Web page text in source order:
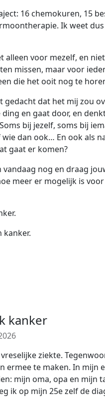
16 chemokuren, 15
Ik weet
alleen voor mezelf, en
missen, maar voor
die het ooit nog te
dat het mij zou
en gaat door, en
bij jezelf, soms bij
dan ook… En ook als
gaat er komen?
nog en draag
meer er mogelijk is
kanker.
kanker
ziekte.
ermee te maken. In mijn
mijn oma, opa en mijn
ik op mijn 25e zelf de